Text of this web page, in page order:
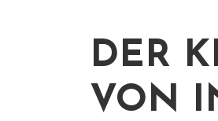
DER
ON